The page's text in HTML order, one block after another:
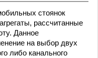
стоянок
рассчитанные
Данное
на выбор двух
либо канального